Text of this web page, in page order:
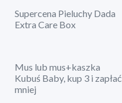
Supercena Pieluchy Dada
Extra Care Box
Mus lub mus+kaszka
Kubuś Baby, kup 3 i zapłać
mniej